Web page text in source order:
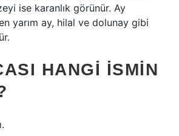
ise karanlık görünür. Ay
yarım ay, hilal ve dolunay gibi
HANGI ISMIN